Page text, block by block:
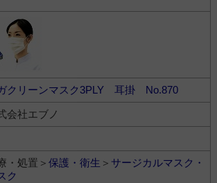
クリーンマスク3PLY 耳掛 No.870
会社エブノ
・処置＞ 保護・衛生 ＞ サージカルマスク・
ク